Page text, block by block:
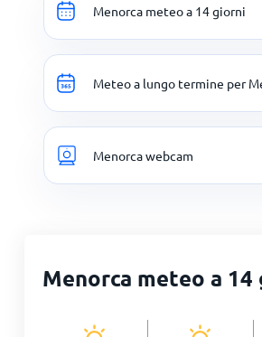
Menorca meteo a 14 giorni
Meteo a lungo termine per
Menorca webcam
Menorca meteo a 14